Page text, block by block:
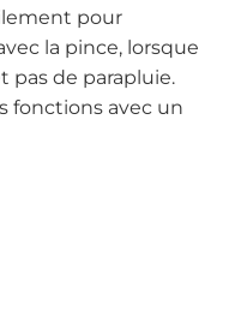
pour
la pince, lorsque
pas de parapluie.
fonctions avec un